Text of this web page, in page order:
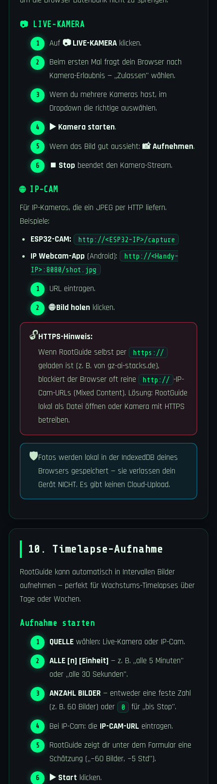
📷 LIVE-KAMERA
Auf 📷 LIVE-KAMERAklicken.
Beim ersten Mal fragt dein Browser nach
Kamera-Erlaubnis — „Zulassen" wählen.
Wenn du mehrere Kameras hast, im
Dropdown die richtige auswählen.
▶️ Kamera starten.
Wenn das Bild gut aussieht: 📸 Aufnehmen.
⏹ Stopbeendet den Kamera-Stream.
🌐 IP-CAM
Für IP-Kameras, die ein JPEG per HTTP liefern.
Beispiele:
ESP32-CAM:
http://<ESP32-IP>/capture
IP Webcam-App (Android):
http://<Handy-
IP>:8080/shot.jpg
URL eintragen.
🌐 Bild holenklicken.
🔓HTTPS-Hinweis:
Wenn RootGuide selbst per
https://
geladen ist (z. B. von gz-ai-stacks.de),
blockiert der Browser oft reine
http:// -IP-
Cam-URLs (Mixed Content). Lösung: RootGuide
lokal als Datei öffnen oder Kamera mit HTTPS
betreiben.
🛡️Fotos werden lokal in der IndexedDB deines
Browsers gespeichert — sie verlassen dein
Gerät NICHT. Es gibt keinen Cloud-Upload.
10. Timelapse-Aufnahme
RootGuide kann automatisch in Intervallen Bilder
aufnehmen — perfekt für Wachstums-Timelapses über
Tage oder Wochen.
Aufnahme starten
QUELLEwählen: Live-Kamera oder IP-Cam.
ALLE [n] [Einheit]— z. B. „alle 5 Minuten"
oder „alle 30 Sekunden".
ANZAHL BILDER— entweder eine feste Zahl
(z. B. 60 Bilder) oder
0
für „bis Stop".
Bei IP-Cam: die IP-CAM-URLeintragen.
RootGuide zeigt dir unter dem Formular eine
Schätzung („~60 Bilder, ~5 Std").
▶️ Start klicken.